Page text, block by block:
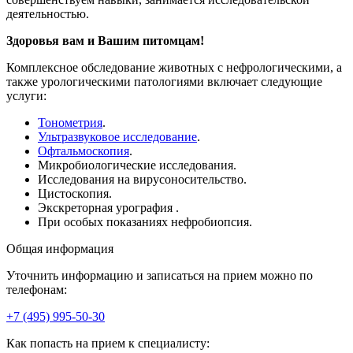
деятельностью.
Здоровья вам и Вашим питомцам!
Комплексное обследование животных с нефрологическими, а
также урологическими патологиями включает следующие
услуги:
Тонометрия.
Ультразвуковое исследование.
Офтальмоскопия.
Микробиологические исследования.
Исследования на вирусоносительство.
Цистоскопия.
Экскреторная урография .
При особых показаниях нефробиопсия.
Общая информация
Уточнить информацию и записаться на прием можно по
телефонам:
+7 (495) 995-50-30
Как попасть на прием к специалисту: